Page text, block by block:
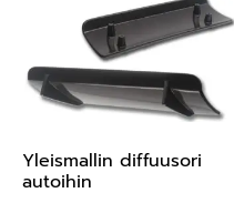
Yleismallin diffuusori
autoihin